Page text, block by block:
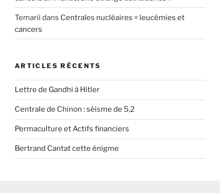
Temarii dans Centrales nucléaires = leucémies et
cancers
ARTICLES RÉCENTS
Lettre de Gandhi à Hitler
Centrale de Chinon : séisme de 5,2
Permaculture et Actifs financiers
Bertrand Cantat cette énigme